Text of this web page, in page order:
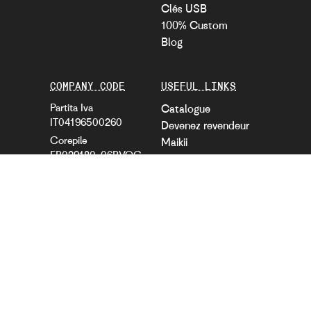
Clés USB
100% Custom
Blog
USEFUL LINKS
Catalogue
Devenez revendeur
Maikii
FAQ
COMPANY CODE
Partita Iva
IT04196500260
Corepile
FR029180_06RVQC